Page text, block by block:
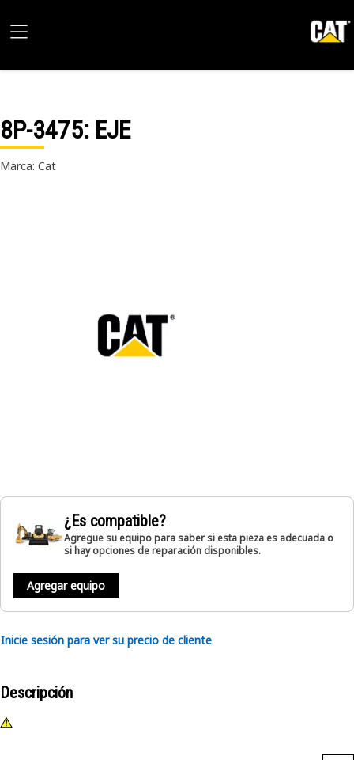
8P-3475: EJE
Marca: Cat
¿Es compatible?
Agregue su equipo para saber si esta pieza es adecuada o
si hay opciones de reparación disponibles.
Agregar equipo
Inicie sesión para ver su precio de cliente
Descripción